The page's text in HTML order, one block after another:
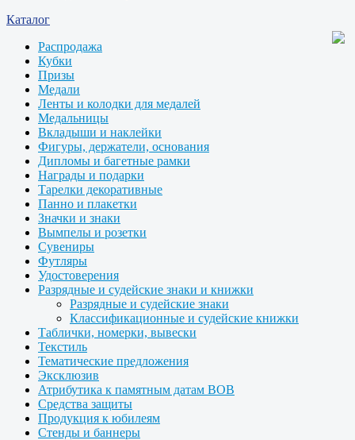
Каталог
Распродажа
Кубки
Призы
Медали
Ленты и колодки для медалей
Медальницы
Вкладыши и наклейки
Фигуры, держатели, основания
Дипломы и багетные рамки
Награды и подарки
Тарелки декоративные
Панно и плакетки
Значки и знаки
Вымпелы и розетки
Сувениры
Футляры
Удостоверения
Разрядные и судейские знаки и книжки
Разрядные и судейские знаки
Классификационные и судейские книжки
Таблички, номерки, вывески
Текстиль
Тематические предложения
Эксклюзив
Атрибутика к памятным датам ВОВ
Средства защиты
Продукция к юбилеям
Стенды и баннеры